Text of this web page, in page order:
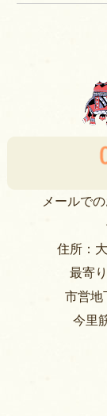
メールで
住所：
最寄
市営地
今里